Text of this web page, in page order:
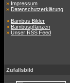
» Impressum
» Datenschutzerklärung
» Bambus Bilder
» Bambuspflanzen
» Unser RSS Feed
Zufallsbild